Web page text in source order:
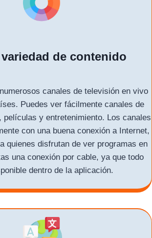
de contenido
canales de televisión en vivo
Puedes ver fácilmente canales de
películas y entretenimiento. Los canales
con una buena conexión a Internet,
quienes disfrutan de ver programas en
una conexión por cable, ya que todo
dentro de la aplicación.